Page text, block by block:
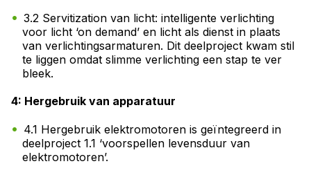
3.2 Servitization van licht: intelligente verlichting
voor licht ‘on demand’ en licht als dienst in plaats
van verlichtingsarmaturen. Dit deelproject kwam stil
te liggen omdat slimme verlichting een stap te ver
bleek.
4: Hergebruik van apparatuur
4.1 Hergebruik elektromotoren is geïntegreerd in
deelproject 1.1 ‘voorspellen levensduur van
elektromotoren’.